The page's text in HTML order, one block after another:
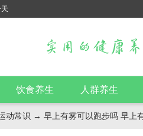
饮食养生 人群养生
动常识 → 早上有雾可以跑步吗 早上